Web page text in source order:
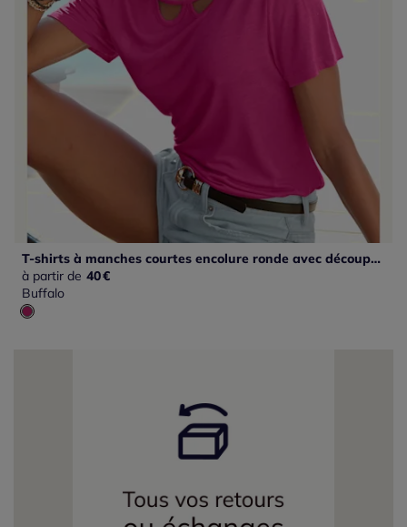
T-shirts à manches courtes encolure ronde avec découpes tendance
à partir de 40€
Buffalo